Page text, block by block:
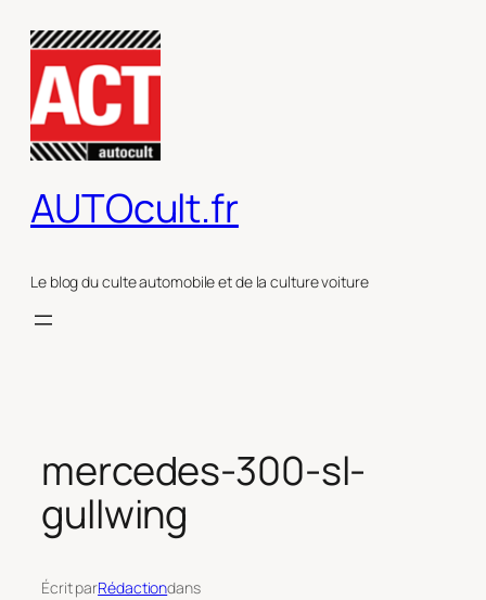
contenu
AUTOcult.fr
Le blog du culte automobile et de la culture voiture
mercedes-300-sl-
gullwing
Écrit parRédactiondans